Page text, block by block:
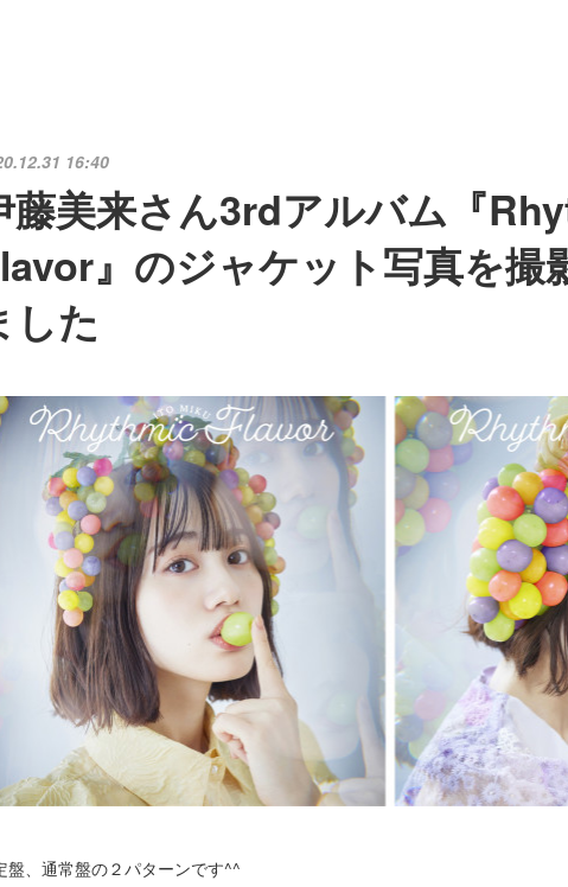
16:40
藤美来さん3rdアルバム『
』のジャケット写真を撮
した
盤、通常盤の２パターンです^^